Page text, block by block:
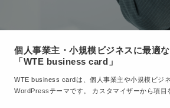
個人事業主・小規模ビジネスに最適
「WTE business card」
WTE business cardは、個人事業主や小規模ビジネスにおすすめのLP型
WordPressテーマです。 カスタマイザーから項目